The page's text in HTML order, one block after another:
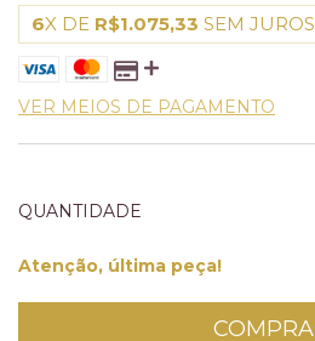
6X DE R$1.075,33 SEM JUROS
VER MEIOS DE PAGAMENTO
QUANTIDADE
Atenção, última peça!